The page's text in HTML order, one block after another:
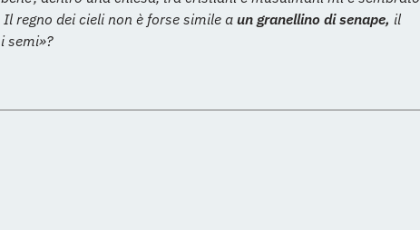
regno dei cieli non è forse simile aun granellino di senape, il
semi»?